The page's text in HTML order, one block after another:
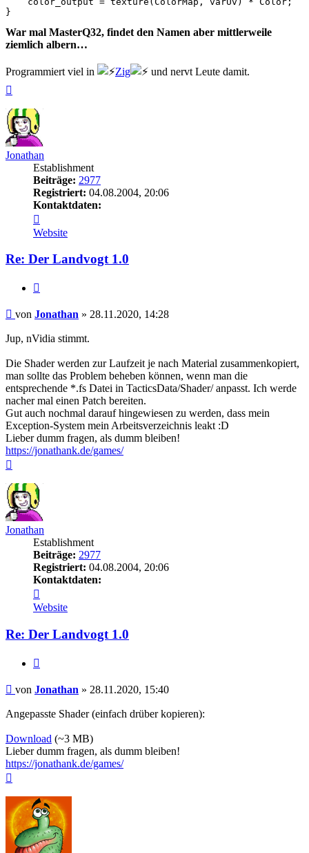
War mal MasterQ32, findet den Namen aber mittlerweile
ziemlich albern…
Programmiert viel in Zig
und nervt Leute damit.
Jonathan
Establishment
Beiträge: 2977
Registriert: 04.08.2004, 20:06
Kontaktdaten:
von
Jonathan
Website
Re: Der Landvogt 1.0
Beitrag
von Jonathan » 28.11.2020, 14:28
Jup, nVidia stimmt.
Die Shader werden zur Laufzeit je nach Material zusammenkopiert,
man sollte das Problem beheben können, wenn man die
entsprechende *.fs Datei in TacticsData/Shader/ anpasst. Ich werde
nacher mal einen Patch bereiten.
Gut auch nochmal darauf hingewiesen zu werden, dass mein
Exception-System mein Arbeitsverzeichnis leakt :D
Lieber dumm fragen, als dumm bleiben!
https://jonathank.de/games/
Jonathan
Establishment
Beiträge: 2977
Registriert: 04.08.2004, 20:06
Kontaktdaten:
von
Jonathan
Website
Re: Der Landvogt 1.0
Beitrag
von Jonathan » 28.11.2020, 15:40
Angepasste Shader (einfach drüber kopieren):
Download (~3 MB)
Lieber dumm fragen, als dumm bleiben!
https://jonathank.de/games/